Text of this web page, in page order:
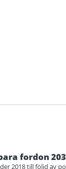
fordon
2018 till följd av